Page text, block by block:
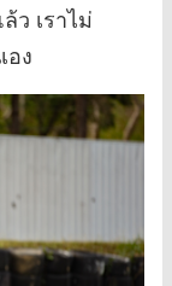
ว เราไม่
อง